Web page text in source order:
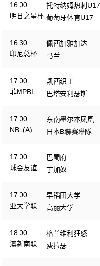
16:00
明日之星杯
托特纳姆热刺U17
葡萄牙体育U17
16:30
印尼总杯
佩西加雅加达
马兰
17:00
菲MPBL
凯西织工
巴塔安利瑟斯
17:00
NBL(A)
东南墨尔本凤凰
日本B聯賽聯隊
17:00
球会友谊
巴蜀府
丁加奴
17:00
亚大学联
早稻田大学
高丽大学
18:00
澳新南联
格兰维利狂怒
费拉瑟